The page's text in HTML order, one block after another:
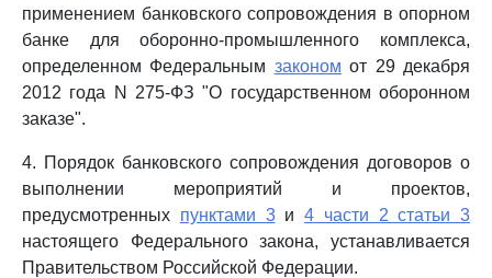
применением банковского сопровождения в опорном
банке для оборонно-промышленного комплекса,
определенном Федеральным законом от 29 декабря
2012 года N 275-ФЗ "О государственном оборонном
заказе".
4. Порядок банковского сопровождения договоров о
выполнении мероприятий и проектов,
предусмотренных пунктами 3и 4 части 2 статьи 3
настоящего Федерального закона, устанавливается
Правительством Российской Федерации.